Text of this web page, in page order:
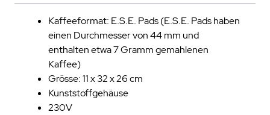
Kaffeeformat: E.S.E. Pads (E.S.E. Pads haben
einen Durchmesser von 44 mm und
enthalten etwa 7 Gramm gemahlenen
Kaffee)
Grösse: 11 x 32 x 26 cm
Kunststoffgehäuse
230V